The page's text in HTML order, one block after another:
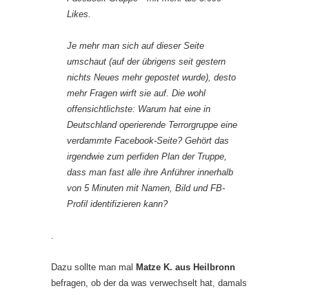
Likes.
Je mehr man sich auf dieser Seite
umschaut (auf der übrigens seit gestern
nichts Neues mehr gepostet wurde), desto
mehr Fragen wirft sie auf. Die wohl
offensichtlichste: Warum hat eine in
Deutschland operierende Terrorgruppe eine
verdammte Facebook-Seite? Gehört das
irgendwie zum perfiden Plan der Truppe,
dass man fast alle ihre Anführer innerhalb
von 5 Minuten mit Namen, Bild und FB-
Profil identifizieren kann?
.
Dazu sollte man mal Matze K. aus Heilbronn
befragen, ob der da was verwechselt hat, damals